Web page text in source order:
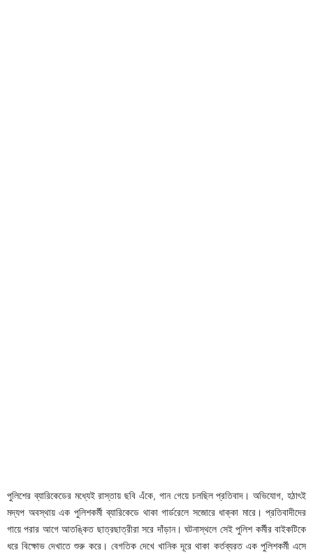
পুলিশের ব্যারিকেডের মধ্যেই রাস্তায় ছবি এঁকে, গান গেয়ে চলছিল প্রতিবাদ। অভিযোগ, হঠাৎই
মদ্যপ অবস্থায় এক পুলিশকর্মী ব্যারিকেডে থাকা গার্ডরেলে সজোরে ধাক্কা মারে। প্রতিবাদীদের
গায়ে পরার আগে আতঙ্কিত ছাত্রছাত্রীরা সরে দাঁড়ান। ঘটনাস্থলে সেই পুলিশ কর্মীর বাইকটিকে
ধরে বিক্ষোভ দেখাতে শুরু করে। বেগতিক দেখে খানিক দূরে থাকা কর্তব্যরত এক পুলিশকর্মী এসে